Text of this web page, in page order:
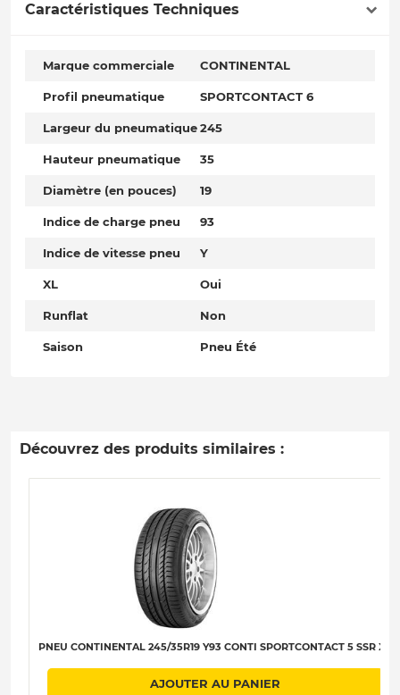
Caractéristiques Techniques
Marque commerciale CONTINENTAL
Profil pneumatique SPORTCONTACT 6
Largeur du pneumatique245
Hauteur pneumatique 35
Diamètre (en pouces) 19
Indice de charge pneu 93
Indice de vitesse pneu Y
XL Oui
Runflat Non
Saison Pneu Été
Découvrez des produits similaires :
PNEU CONTINENTAL 245/35R19 Y93 CONTI SPORTCONTACT 5 SSR XL
AJOUTER AU PANIER